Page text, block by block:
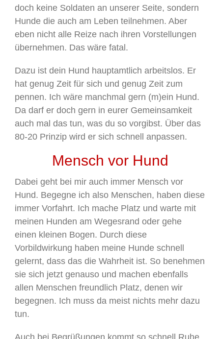
doch keine Soldaten an unserer Seite, sondern
Hunde die auch am Leben teilnehmen. Aber
eben nicht alle Reize nach ihren Vorstellungen
übernehmen. Das wäre fatal.
Dazu ist dein Hund hauptamtlich arbeitslos. Er
hat genug Zeit für sich und genug Zeit zum
pennen. Ich wäre manchmal gern (m)ein Hund.
Da darf er doch gern in eurer Gemeinsamkeit
auch mal das tun, was du so vorgibst. Über das
80-20 Prinzip wird er sich schnell anpassen.
Mensch vor Hund
Dabei geht bei mir auch immer Mensch vor
Hund. Begegne ich also Menschen, haben diese
immer Vorfahrt. Ich mache Platz und warte mit
meinen Hunden am Wegesrand oder gehe
einen kleinen Bogen. Durch diese
Vorbildwirkung haben meine Hunde schnell
gelernt, dass das die Wahrheit ist. So benehmen
sie sich jetzt genauso und machen ebenfalls
allen Menschen freundlich Platz, denen wir
begegnen. Ich muss da meist nichts mehr dazu
tun.
Auch bei Begrüßungen kommt so schnell Ruhe